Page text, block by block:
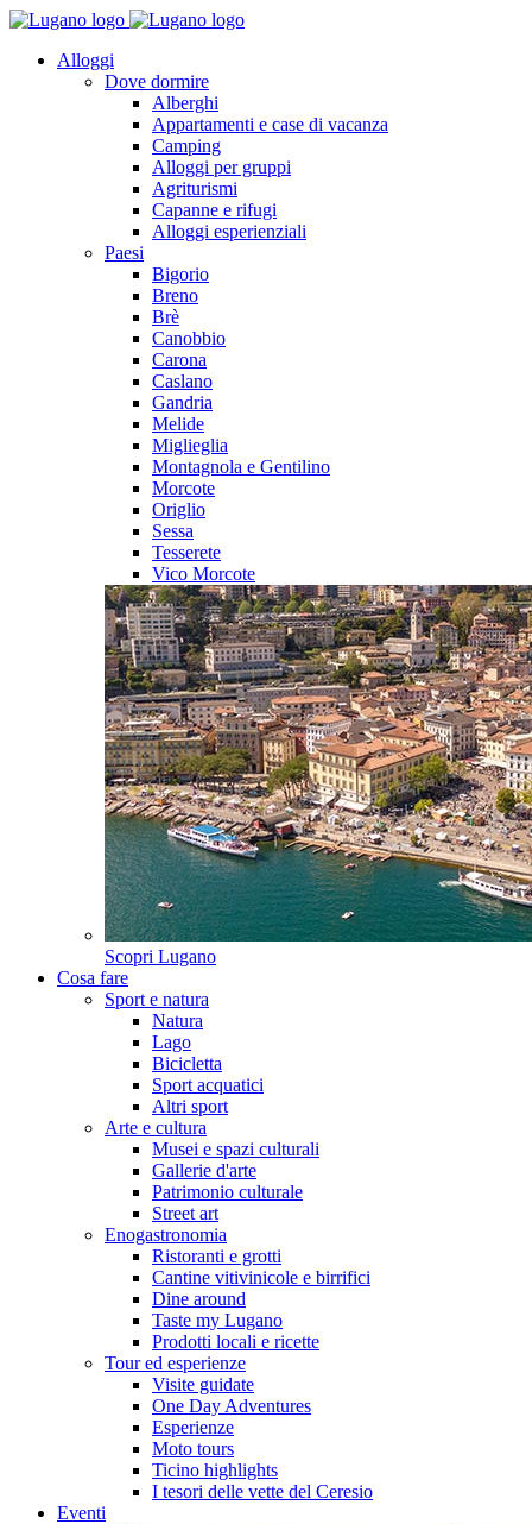
Alloggi
Dove dormire
Alberghi
Appartamenti e case di vacanza
Camping
Alloggi per gruppi
Agriturismi
Capanne e rifugi
Alloggi esperienziali
Paesi
Bigorio
Breno
Brè
Canobbio
Carona
Caslano
Gandria
Melide
Miglieglia
Montagnola e Gentilino
Morcote
Origlio
Sessa
Tesserete
Vico Morcote
Scopri Lugano
Cosa fare
Sport e natura
Natura
Lago
Bicicletta
Sport acquatici
Altri sport
Arte e cultura
Musei e spazi culturali
Gallerie d'arte
Patrimonio culturale
Street art
Enogastronomia
Ristoranti e grotti
Cantine vitivinicole e birrifici
Dine around
Taste my Lugano
Prodotti locali e ricette
Tour ed esperienze
Visite guidate
One Day Adventures
Esperienze
Moto tours
Ticino highlights
I tesori delle vette del Ceresio
Eventi